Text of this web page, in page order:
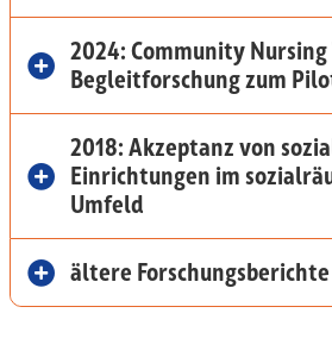
2024: Community
Begleitforschung zum
2018: Akzeptanz von
Einrichtungen im
Umfeld
ältere Forschungsberichte